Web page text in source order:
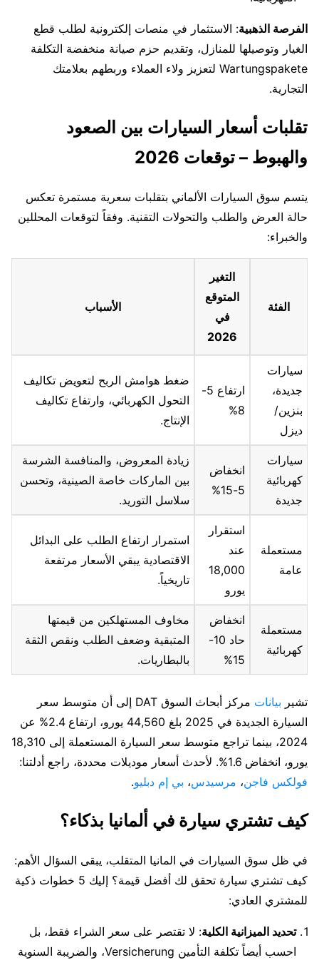
الفرصة الذهبية: الاستثمار في منصات إلكترونية لطلب قطع
الغيار وتوصيلها للمنازل، وتقديم حزم صيانة منخفضة التكلفة
Wartungspakete لتعزيز ولاء العملاء وربطهم بعلامتك
التجارية.
تقلبات أسعار السيارات بين الصعود
والهبوط – توقعات 2026
يتسم سوق السيارات الألماني بتقلبات سعرية مستمرة تعكس
حالة العرض والطلب والتحولات التقنية. وفقاً لتوقعات المحللين
والخبراء:
الفئة
التغير
المتوقع
في
2026
الأسباب
سيارات
جديدة،
بنزين/
ديزل
ارتفاع 5-
8%
ضغط هوامش الربح لتعويض تكاليف
التحول الكهربائي، وارتفاع تكاليف
الإنتاج.
سيارات
كهربائية
جديدة
انخفاض
5-15%
زيادة المعروض، والمنافسة الشرسة
بين الماركات خاصة الصينية، وتحسن
سلاسل التوريد.
مستعملة
عامة
استقرار
عند
18,000
يورو
استمرار ارتفاع الطلب على البدائل
الاقتصادية يبقي الأسعار مرتفعة
تاريخياً.
مستعملة
كهربائية
انخفاض
حاد 10-
15%
مخاوف المستهلكين من قيمتها
المتبقية وضعف الطلب ونقص الثقة
بالبطاريات.
تشير بيانات
مركز أبحاث السوق DAT إلى أن متوسط سعر
السيارة الجديدة في 2025 بلغ 44,560 يورو، ارتفاع 2.4% عن
2024، بينما تراجع متوسط سعر السيارة المستعملة إلى 18,310
يورو، انخفاض 1.6%. لأحدث أسعار موديلات محددة، راجع أدلتنا:
فولكس فاجن، مرسيدس، بي إم دبليو.
كيف تشتري سيارة في ألمانيا بذكاء؟
في ظل سوق السيارات في المانيا المتقلب، يبقى السؤال الأهم:
كيف تشتري سيارة تحقق لك أفضل قيمة؟ إليك 5 خطوات ذكية
للمشتري العادي:
تحديد الميزانية الكلية: لا تقتصر على سعر الشراء فقط، بل
احسب أيضاً تكلفة التأمين Versicherung، والضريبة السنوية